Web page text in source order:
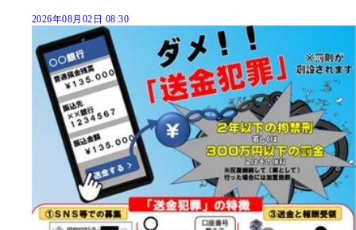
2026年08月02日 08:30